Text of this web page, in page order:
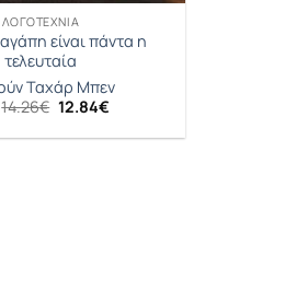
ΛΟΓΟΤΕΧΝΊΑ
είναι πάντα η
τελευταία
Ταχάρ Μπεν
14.26€ Original
was:
12.84€Η
τιμή